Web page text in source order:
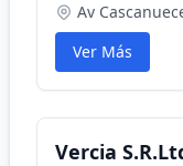
Av
Ver Más
Vercia